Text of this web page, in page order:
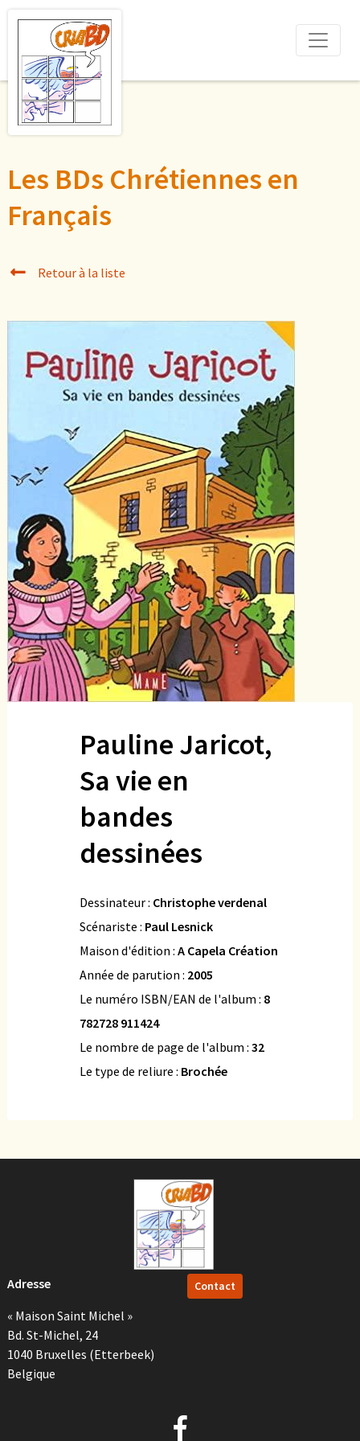
Les BDs Chrétiennes en
Français
Retour à la liste
Pauline Jaricot,
Sa vie en
bandes
dessinées
Dessinateur : Christophe verdenal
Scénariste : Paul Lesnick
Maison d'édition : A Capela Création
Année de parution : 2005
Le numéro ISBN/EAN de l'album : 8
782728 911424
Le nombre de page de l'album : 32
Le type de reliure : Brochée
Adresse
« Maison Saint Michel »
Bd. St-Michel, 24
1040 Bruxelles (Etterbeek)
Belgique
Contact